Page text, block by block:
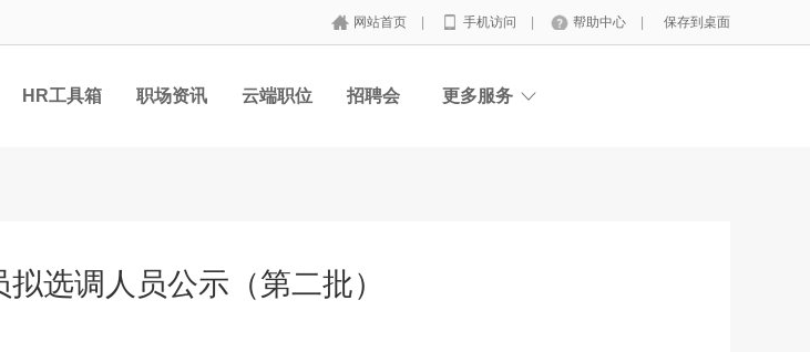
网站首页 手机访问 帮助中心 保存到桌面
HR工具箱 职场资讯 云端职位 招聘会 更多服务
选调人员公示（第二批）